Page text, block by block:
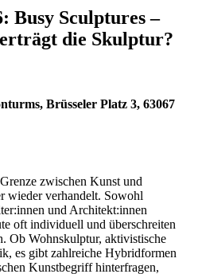
Busy Sculptures –
die Skulptur?
Brüsseler Platz 3, 63067
zwischen Kunst und
wieder verhandelt. Sowohl
und Architekt:innen
oft individuell und überschreiten
Ob Wohnskulptur, aktivistische
es gibt zahlreiche Hybridformen
Kunstbegriff hinterfragen,